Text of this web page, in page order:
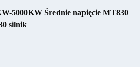
5000KW Średnie napięcie MT830
silnik